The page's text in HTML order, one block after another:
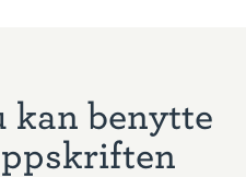
kan benytte